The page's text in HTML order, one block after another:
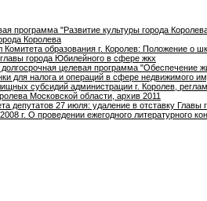
программа "Развитие культуры города
Королева
Комитета образования г. Королев: Положение о
города Юбилейного в сфере жкх
целевая программа
для налога и операций в сфере недвижимого
субсидий администрации г. Королев,
Московской области, архив 2011
депутатов 27 июля: удаление в отставку Главы
г. О проведении ежегодного литературного